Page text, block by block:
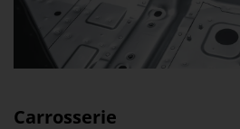
Carrosserie